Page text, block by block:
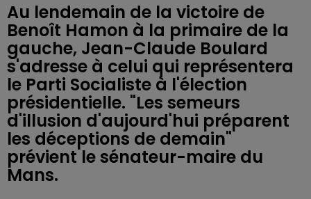
Au lendemain de la victoire de
Benoît Hamon à la primaire de la
gauche, Jean-Claude Boulard
s'adresse à celui qui représentera
le Parti Socialiste à l'élection
présidentielle. "Les semeurs
d'illusion d'aujourd'hui préparent
les déceptions de demain"
prévient le sénateur-maire du
Mans.